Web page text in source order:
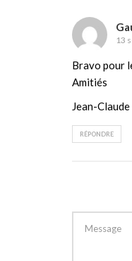
13
Bravo pour
Amitiés
Jean-Claude
RÉPONDRE